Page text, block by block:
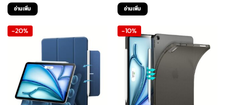
price
was:
อ่านเพิ่ม
price
was:
1,090 ฿.870 ฿.
อ่านเพิ่ม
-20% -10%